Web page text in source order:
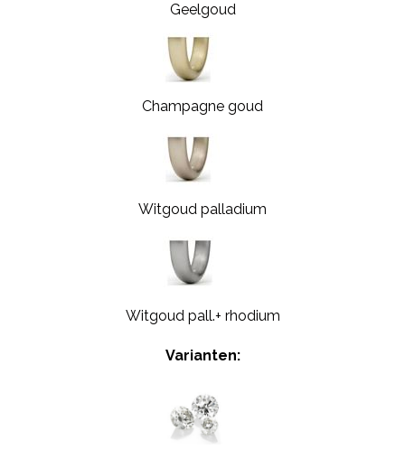
Geelgoud
Champagne goud
Witgoud palladium
Witgoud pall.+ rhodium
Varianten: